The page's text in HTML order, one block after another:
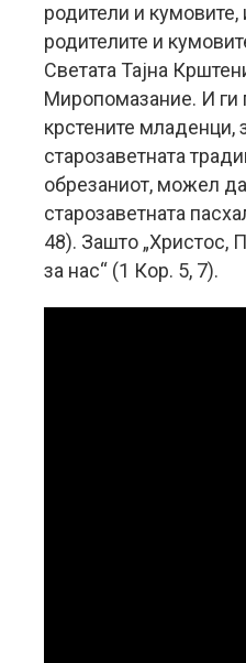
родители и кумовите,
родителите и
Светата Тајна
Миропомазание. И ги
крстените младенци,
старозаветната
обрезаниот, можел
старозаветната
48). Зашто „Христос,
за нас“ (1 Кор. 5, 7).